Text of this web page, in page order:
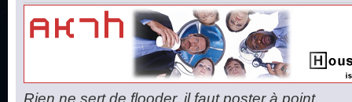
Rien ne sert de flooder, il faut poster à point